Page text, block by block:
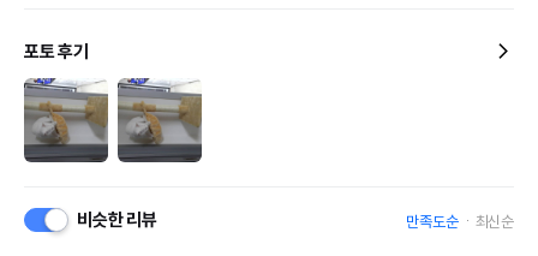
포토 후기
비슷한 리뷰 만족도순 최신순